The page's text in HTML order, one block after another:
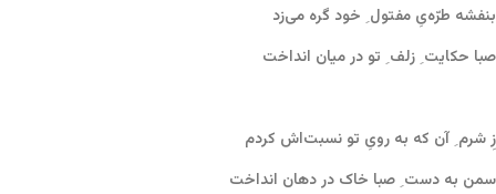
بنفشه طرّه‌یِ مفتول ِ خود گره می‌زد
صبا حکایت ِ زلف ِ تو در میان انداخت
زِ شرم ِ آن که به رویِ تو نسبت‌اش کردم
سمن به دست ِ صبا خاک در دهان انداخت